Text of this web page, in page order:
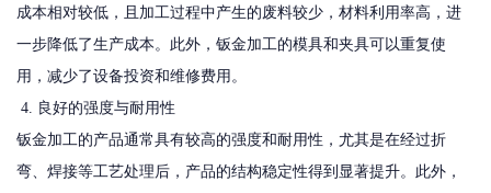
成本相对较低，且加工过程中产生的废料较少，材料利用率高，进
一步降低了生产成本。此外，钣金加工的模具和夹具可以重复使
用，减少了设备投资和维修费用。
4. 良好的强度与耐用性
钣金加工的产品通常具有较高的强度和耐用性，尤其是在经过折
弯、焊接等工艺处理后，产品的结构稳定性得到显著提升。此外，